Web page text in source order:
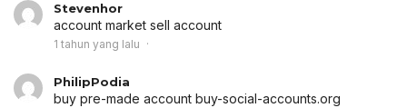
Stevenhor
account market sell account
1 tahun yang lalu
PhilipPodia
buy pre-made account buy-social-accounts.org